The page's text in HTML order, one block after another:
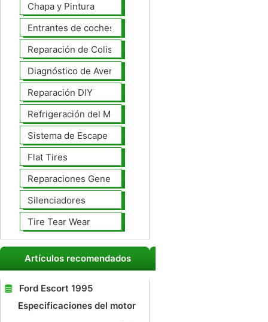
Chapa y Pintura
Entrantes de coches
Reparación de Colisiones
Diagnóstico de Averías
Reparación DIY
Refrigeración del Motor
Sistema de Escape
Flat Tires
Reparaciones Generales
Silenciadores
Tire Tear Wear
Artículos recomendados
Ford Escort 1995
Especificaciones del motor